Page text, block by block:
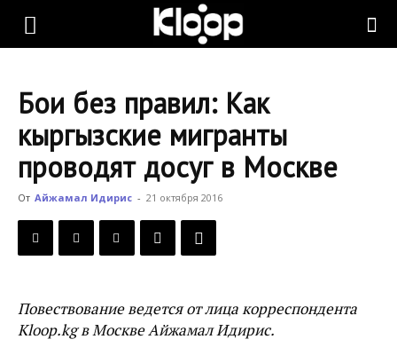
KLOOP.KG
Новости
Кыргызстана
Бои без правил: Как
кыргызские мигранты
проводят досуг в Москве
От Айжамал Идирис - 21 октября 2016
Повествование ведется от лица корреспондента
Kloop.kg в Москве Айжамал Идирис.